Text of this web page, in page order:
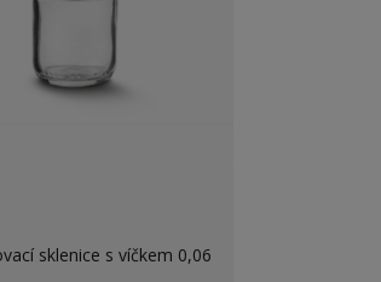
sklenice s víčkem 0,06